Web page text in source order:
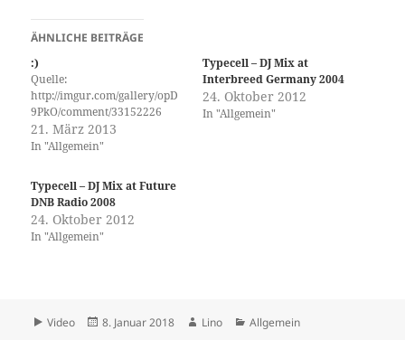
ÄHNLICHE BEITRÄGE
:)
Quelle:
http://imgur.com/gallery/opD
9PkO/comment/33152226
21. März 2013
In "Allgemein"
Typecell – DJ Mix at
Interbreed Germany 2004
24. Oktober 2012
In "Allgemein"
Typecell – DJ Mix at Future
DNB Radio 2008
24. Oktober 2012
In "Allgemein"
Format
Video
Veröffentlicht
8. Januar 2018 Autor
Lino Kategorien
Allgemein